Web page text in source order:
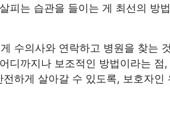
피는 습관을 들이는 게 최선의 방
수의사와 연락하고 병원을 찾는
디까지나 보조적인 방법이라는 점,
하게 살아갈 수 있도록, 보호자인